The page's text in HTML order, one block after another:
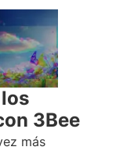
3Bee
más